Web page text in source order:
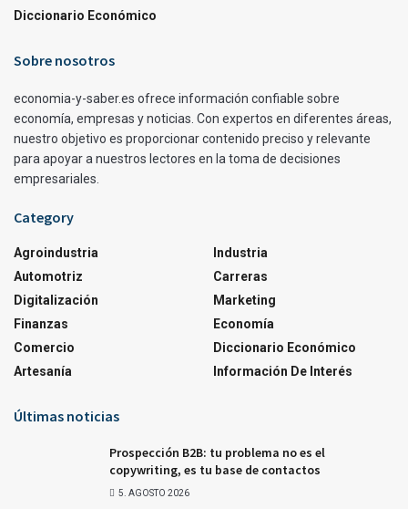
Diccionario Económico
Sobre nosotros
economia-y-saber.es ofrece información confiable sobre
economía, empresas y noticias. Con expertos en diferentes áreas,
nuestro objetivo es proporcionar contenido preciso y relevante
para apoyar a nuestros lectores en la toma de decisiones
empresariales.
Category
Agroindustria
Automotriz
Digitalización
Finanzas
Comercio
Artesanía
Industria
Carreras
Marketing
Economía
Diccionario Económico
Información De Interés
Últimas noticias
Prospección B2B: tu problema no es el
copywriting, es tu base de contactos
5. AGOSTO 2026